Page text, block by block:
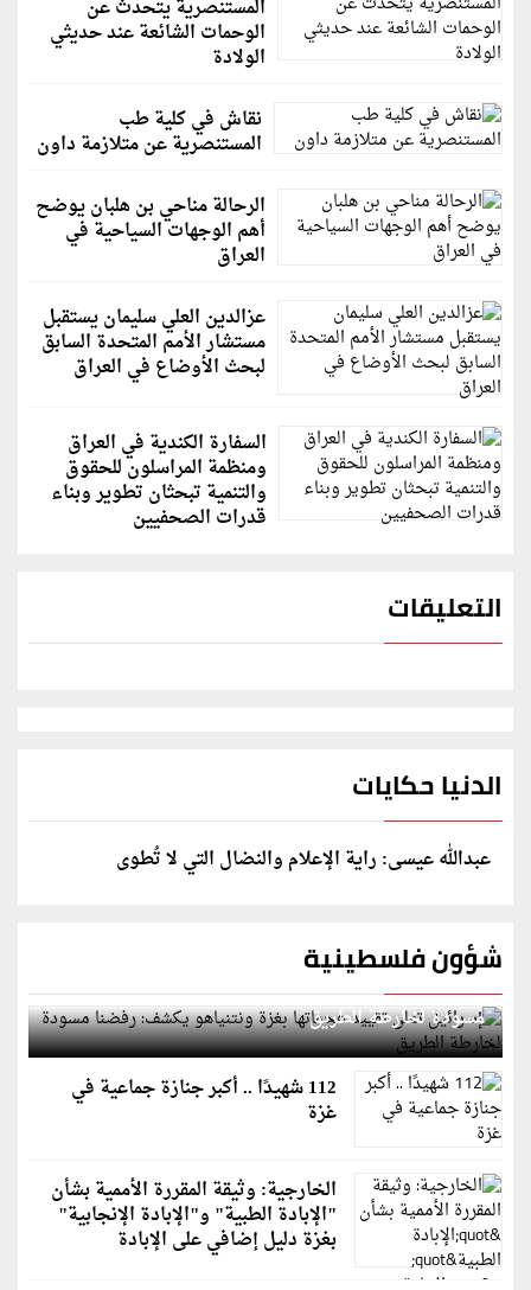
المستنصرية يتحدث عن
الوحمات الشائعة عند حديثي
الولادة
نقاش في كلية طب
المستنصرية عن متلازمة داون
الرحالة مناحي بن هلبان يوضح
أهم الوجهات السياحية في
العراق
عزالدين العلي سليمان يستقبل
مستشار الأمم المتحدة السابق
لبحث الأوضاع في العراق
السفارة الكندية في العراق
ومنظمة المراسلون للحقوق
والتنمية تبحثان تطوير وبناء
قدرات الصحفيين
التعليقات
الدنيا حكايات
عبدالله عيسى: راية الإعلام والنضال التي لا تُطوى
شؤون فلسطينية
إسرائيل تعلن تقييد هجماتها بغزة ونتنياهو يكشف: رفضنا
مسودة لخارطة الطريق
112 شهيدًا .. أكبر جنازة جماعية في
غزة
الخارجية: وثيقة المقررة الأممية بشأن
"الإبادة الطبية" و"الإبادة الإنجابية"
بغزة دليل إضافي على الإبادة